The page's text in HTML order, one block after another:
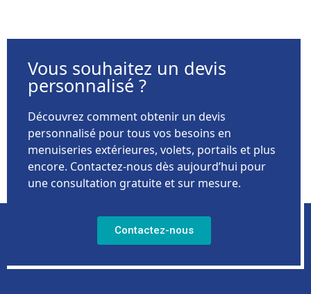
Vous souhaitez un devis
personnalisé ?
Découvrez comment obtenir un devis
personnalisé pour tous vos besoins en
menuiseries extérieures, volets, portails et plus
encore. Contactez-nous dès aujourd’hui pour
une consultation gratuite et sur mesure.
Contactez-nous